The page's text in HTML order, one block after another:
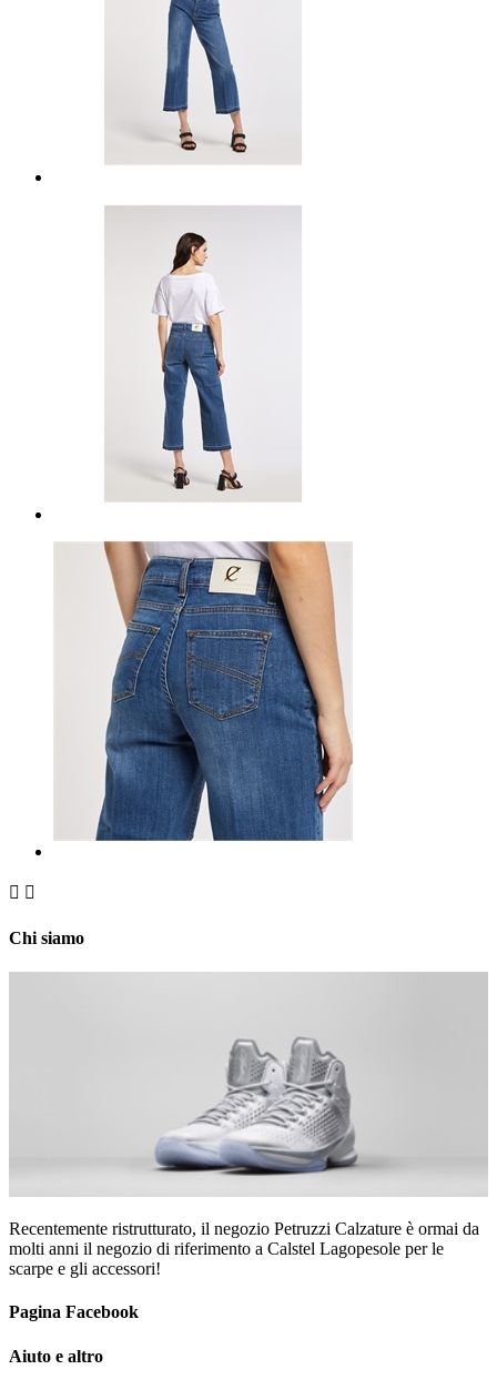
 
Chi siamo
Recentemente ristrutturato, il negozio Petruzzi Calzature è ormai da
molti anni il negozio di riferimento a Calstel Lagopesole per le
scarpe e gli accessori!
Pagina Facebook
Aiuto e altro